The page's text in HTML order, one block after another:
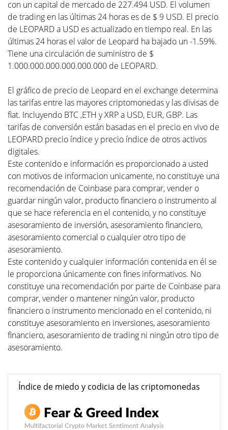
con un capital de mercado de 227.494 USD. El volumen
de trading en las últimas 24 horas es de $ 9 USD. El precio
de LEOPARD a USD es actualizado en tiempo real. En las
últimas 24 horas el valor de Leopard ha bajado un -1.59%.
Tiene una circulación de suministro de $
1.000.000.000.000.000.000 de LEOPARD.
El gráfico de precio de Leopard en el exchange determina
las tarifas entre las mayores criptomonedas y las divisas de
fiat. Incluyendo BTC ,ETH y XRP a USD, EUR, GBP. Las
tarifas de conversión están basadas en el precio en vivo de
LEOPARD precio índice y precio índice de otros activos
digitales.
Este contenido e información es proporcionado a usted
con motivos de informacion unicamente, no constituye una
recomendación de Coinbase para comprar, vender o
guardar ningún valor, producto financiero o instrumento al
que se hace referencia en el contenido, y no constituye
asesoramiento de inversión, asesoramiento financiero,
asesoramiento comercial o cualquier otro tipo de
asesoramiento.
Este contenido y cualquier información contenida en él se
le proporciona únicamente con fines informativos. No
constituye una recomendación por parte de Coinbase para
comprar, vender o mantener ningún valor, producto
financiero o instrumento mencionado en el contenido, ni
constituye asesoramiento en inversiones, asesoramiento
financiero, asesoramiento de trading ni ningún otro tipo de
asesoramiento.
Índice de miedo y codicia de las criptomonedas